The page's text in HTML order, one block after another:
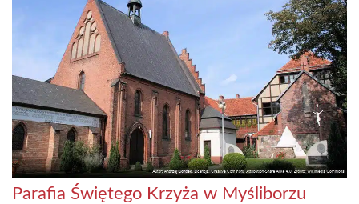
Parafia Świętego Krzyża w Myśliborzu